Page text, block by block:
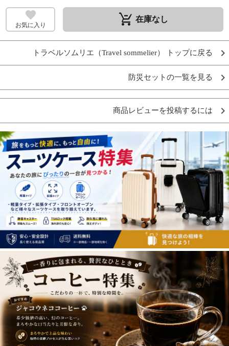
お気に入り remove_shopping_cart 在庫なし
トラベルソムリエ（Travel sommelier） トップに戻る
防災セットの一覧を見る
商品レビューを投稿するには